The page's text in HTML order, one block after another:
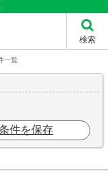
検索
一覧
件を保存